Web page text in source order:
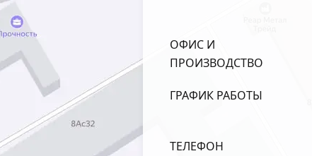
ОФИС И
ПРОИЗВОДСТВО
ГРАФИК РАБОТЫ
ТЕЛЕФОН